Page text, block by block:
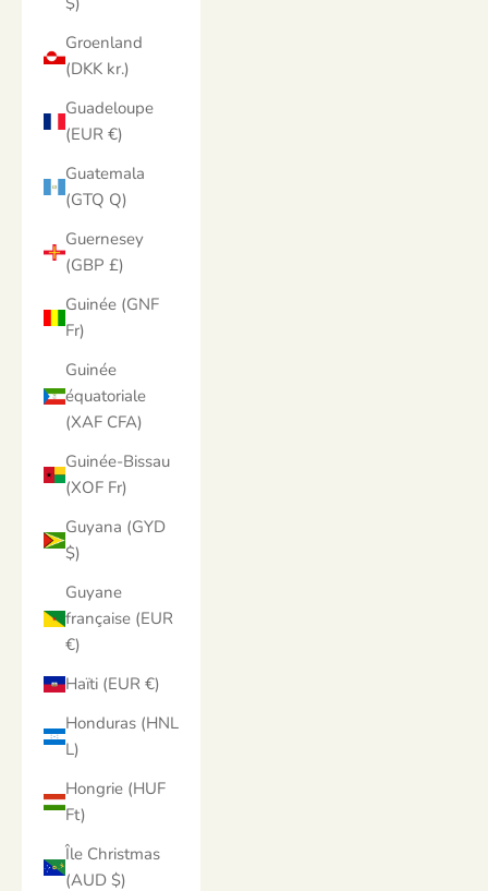
Groenland
(DKK kr.)
Guadeloupe
(EUR €)
Guatemala
(GTQ Q)
Guernesey
(GBP £)
Guinée (GNF
Fr)
Guinée
équatoriale
(XAF CFA)
Guinée-Bissau
(XOF Fr)
Guyana (GYD
$)
Guyane
française (EUR
€)
Haïti (EUR €)
Honduras (HNL
L)
Hongrie (HUF
Ft)
Île Christmas
(AUD $)